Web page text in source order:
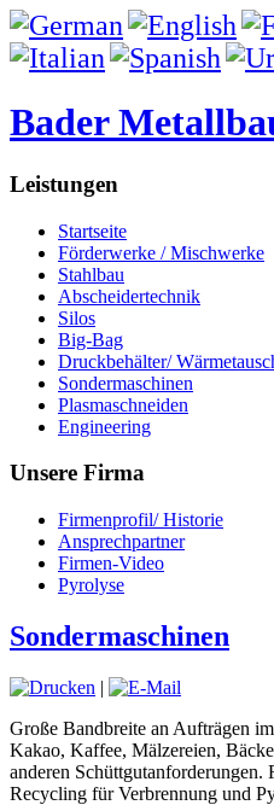
Bader
Leistungen
Startseite
Förderwerke / Mischwerke
Stahlbau
Abscheidertechnik
Silos
Big-Bag
Druckbehälter/
Sondermaschinen
Plasmaschneiden
Engineering
Unsere Firma
Firmenprofil/ Historie
Ansprechpartner
Firmen-Video
Pyrolyse
Sondermaschinen
|
Große Bandbreite an Aufträgen
Kakao, Kaffee, Mälzereien,
anderen
Recycling für Verbrennung und